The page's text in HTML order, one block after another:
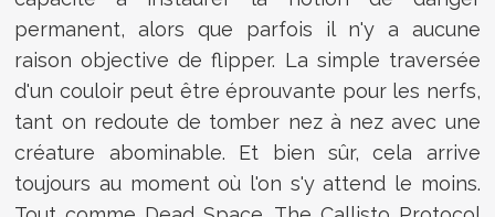
permanent, alors que parfois il n'y a aucune
raison objective de flipper. La simple traversée
d'un couloir peut être éprouvante pour les nerfs,
tant on redoute de tomber nez à nez avec une
créature abominable. Et bien sûr, cela arrive
toujours au moment où l'on s'y attend le moins.